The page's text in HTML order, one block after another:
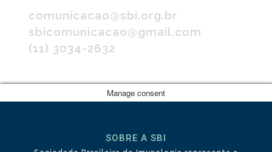
comunicacao@sbi.org.br
sbicomunicacao@gmail.com
(11) 3034-2632
SOBRE A SBI
Manage consent